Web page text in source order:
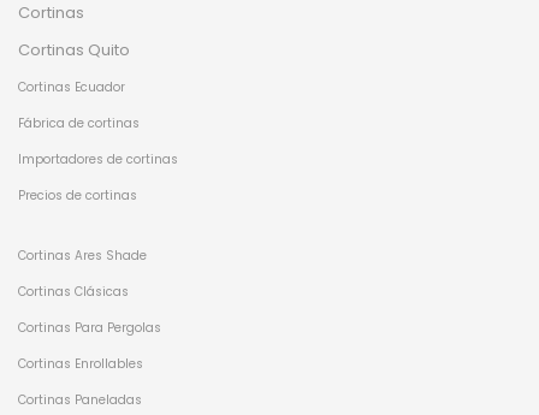
Cortinas
Cortinas Quito
Cortinas Ecuador
Fábrica de cortinas
Importadores de cortinas
Precios de cortinas
Cortinas Ares Shade
Cortinas Clásicas
Cortinas Para Pergolas
Cortinas Enrollables
Cortinas Paneladas